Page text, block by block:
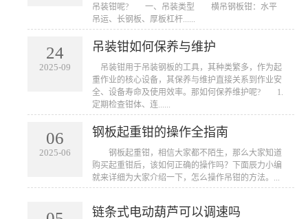
吊装钳呢? 一、吊装类型 横吊钢板钳：水平
吊运、长钢板、厚板杠杆......
24
2025-09
吊装钳如何保养与维护
​ 吊装钳用于吊装钢板的工具，其种类繁多，作为起
重作业的核心设备，其保养与维护直接关系到作业安
全、设备寿命及使用效率。那如何保养维护呢? 1.
定期检查钳体、连......
06
2025-06
钢板起重钳的操作全指南
​ 钢板起重钳，相信大家都不陌生，那么大家知道
购买起重钳后，该如何正确的操作吗？下面辰力小编
就来详细为大家介绍一下，怎么操作吊钳的方法。...
链条式电动葫芦可以调速吗